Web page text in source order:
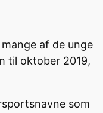
af de unge
til oktober 2019,
som